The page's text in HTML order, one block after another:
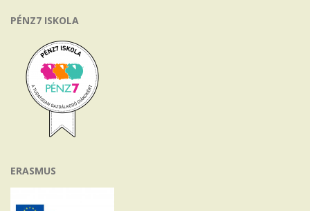
PÉNZ7 ISKOLA
ERASMUS